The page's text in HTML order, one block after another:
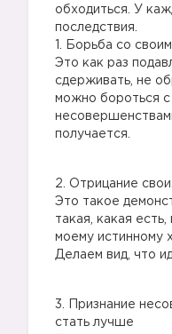
обходиться. У
последствия.
1. Борьба со
Это как раз
сдерживать, не
можно бороться
получается.
2. Отрицание
Это такое
такая, какая
моему истинному
Делаем вид, что
3. Признание
стать лучше